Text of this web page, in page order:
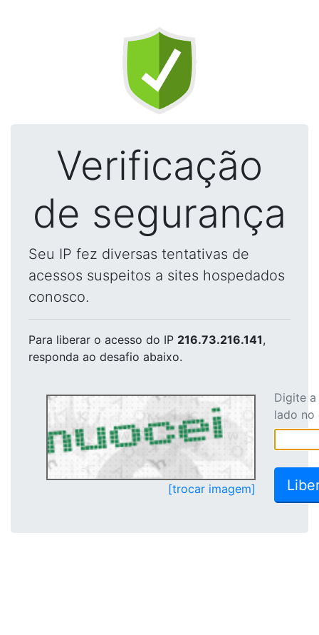
Verificação
de segurança
Seu IP fez diversas tentativas de
acessos suspeitos a sites hospedados
conosco.
Para liberar o acesso do IP 216.73.216.141,
responda ao desafio abaixo.
[trocar imagem]
Digite
lado no